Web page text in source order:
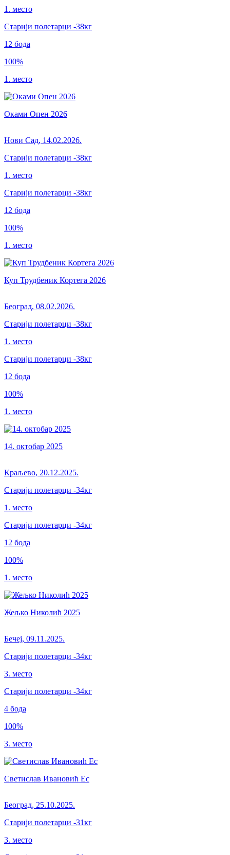
1. место
Старији полетарци -38кг
12 бода
100%
1. место
Оками Опен 2026
Нови Сад, 14.02.2026.
Старији полетарци -38кг
1. место
Старији полетарци -38кг
12 бода
100%
1. место
Куп Трудбеник Кортега 2026
Београд, 08.02.2026.
Старији полетарци -38кг
1. место
Старији полетарци -38кг
12 бода
100%
1. место
14. октобар 2025
Краљево, 20.12.2025.
Старији полетарци -34кг
1. место
Старији полетарци -34кг
12 бода
100%
1. место
Жељко Николић 2025
Бечеј, 09.11.2025.
Старији полетарци -34кг
3. место
Старији полетарци -34кг
4 бода
100%
3. место
Светислав Ивановић Ес
Београд, 25.10.2025.
Старији полетарци -31кг
3. место